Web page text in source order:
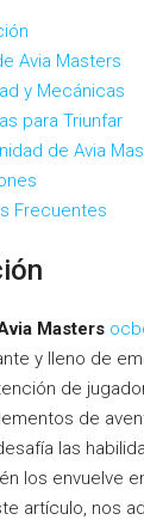
Avia Masters
y Mecánicas
para Triunfar
de Avia
Frecuentes
Masters
y lleno de
de
de
las
los envuelve
artículo, nos